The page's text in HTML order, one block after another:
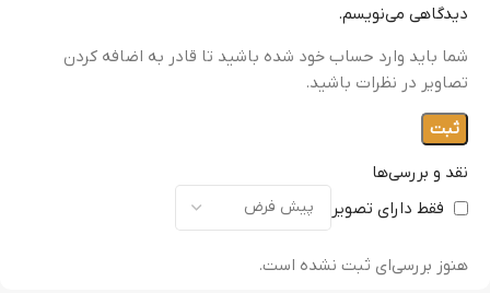
نقد و بررسی‌ها
فقط دارای تصویر
هنوز بررسی‌ای ثبت نشده است.
دیدگاهی می‌نویسم.
شما باید وارد حساب خود شده باشید تا قادر به اضافه کردن
تصاویر در نظرات باشید.